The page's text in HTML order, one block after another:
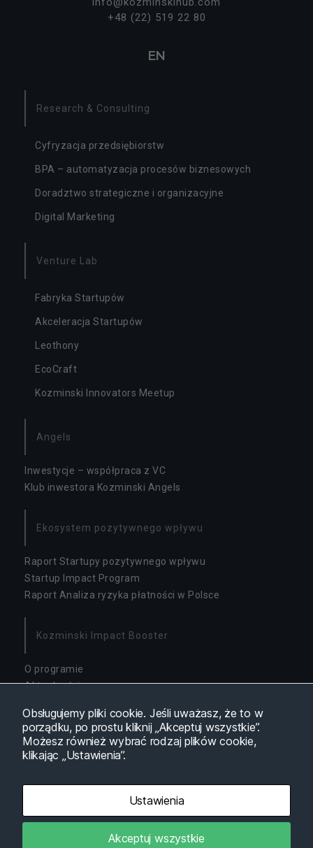
+48 (22) 519 22 80
EN
Research & Consulting
Cyfryzacja przedsiębiorstw
BPA – automatyzacja procesów biznesowych
Doradztwo strategiczne i organizacyjne
Digital Marketing
Venture Lab
Fabryka Startupów
Akceleracja Startupów
Leothony
EcoCraft
Kozminski Innovators Meetup
Angels
Inwestycje – współpraca z VC
Klub inwestora Kozminski Angels
Ekosystem pozytywnego wpływu
Raport Startupy pozytywnego wpływu
Startup Impact Program
Raport Analiza ryzyka płatności w Polsce
Kozminski Impact Booster
O programie
Aktualności
Inne
Polityka prywatności
Obsługujemy pliki cookie. Jeśli uważasz, że to w
porządku, po prostu kliknij „Akceptuj wszystkie”.
Możesz również wybrać rodzaj plików cookie,
klikając „Ustawienia”.
Ustawienia
Akceptuj wszystkie
N
ie
ę
d
n
T